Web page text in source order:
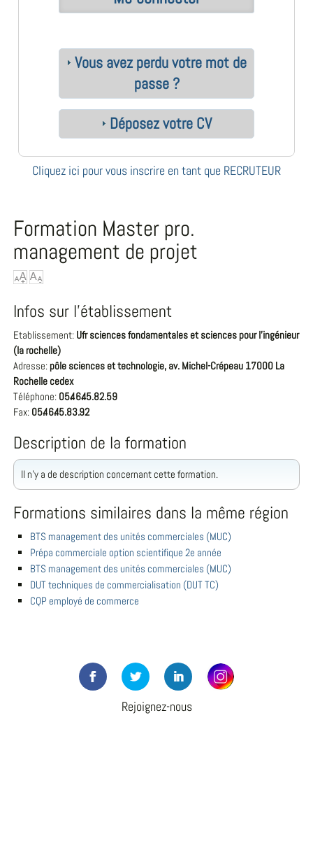
Vous avez perdu votre mot de
passe ?
Déposez votre CV
Cliquez ici pour vous inscrire en tant que RECRUTEUR
Formation Master pro.
management de projet
Infos sur l'établissement
Etablissement: Ufr sciences fondamentales et sciences pour l'ingénieur
(la rochelle)
Adresse: pôle sciences et technologie, av. Michel-Crépeau 17000 La
Rochelle cedex
Téléphone: 05.46.45.82.59
Fax: 05.46.45.83.92
Description de la formation
Il n'y a de description concernant cette formation.
Formations similaires dans la même région
BTS management des unités commerciales (MUC)
Prépa commerciale option scientifique 2e année
BTS management des unités commerciales (MUC)
DUT techniques de commercialisation (DUT TC)
CQP employé de commerce
Rejoignez-nous